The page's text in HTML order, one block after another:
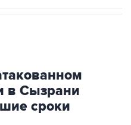
в Сызрани
сроки